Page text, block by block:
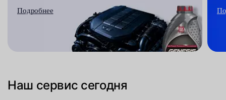
Подробнее
Наш сервис сегодня